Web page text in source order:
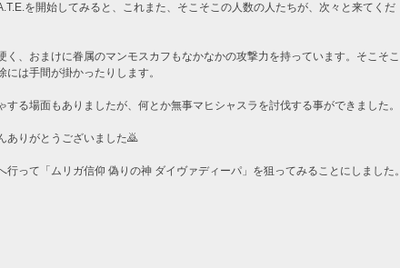
を開始してみると、これまた、そこそこの人数の人たちが、次々と来てくだ
く、おまけに眷属のマンモスカフもなかなかの攻撃力を持っています。そこそこ
には手間が掛かったりします。
する場面もありましたが、何とか無事マヒシャスラを討伐する事ができました。
ありがとうございました🙇
行って「ムリガ信仰 偽りの神 ダイヴァディーパ」を狙ってみることにしました。